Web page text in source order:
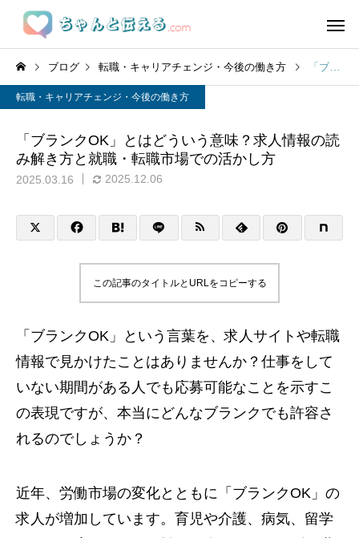
ブログ 転職・キャリアチェンジ・今後の働き方 「ブランクOK」とはどういう意味？求人情報の読み解き方と就職・転職市場での活かし方
転職・キャリアチェンジ・今後の働き方
「ブランクOK」とはどういう意味？求人情報の読
み解き方と就職・転職市場での活かし方
2025.03.16 2025.12.06
この記事のタイトルとURLをコピーする
「ブランクOK」という言葉を、求人サイトや転職
情報で見かけたことはありませんか？仕事をして
いない期間がある人でも応募可能なことを示すこ
の表現ですが、本当にどんなブランクでも許容さ
れるのでしょうか？
近年、労働市場の変化とともに「ブランクOK」の
求人が増加しています。育児や介護、病気、留学